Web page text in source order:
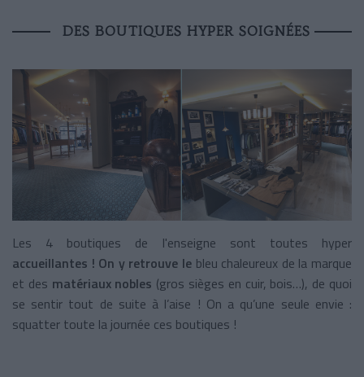
DES BOUTIQUES HYPER SOIGNÉES
Les 4 boutiques de l'enseigne sont toutes hyper
accueillantes ! On y retrouve le bleu chaleureux de la marque
et des matériaux nobles (gros sièges en cuir, bois…), de quoi
se sentir tout de suite à l’aise ! On a qu’une seule envie :
squatter toute la journée ces boutiques !